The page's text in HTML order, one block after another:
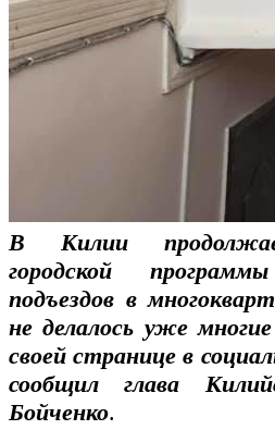
В Килии
городской
подъездов в
не делалось уже
своей странице в
сообщил глава
Бойченко.